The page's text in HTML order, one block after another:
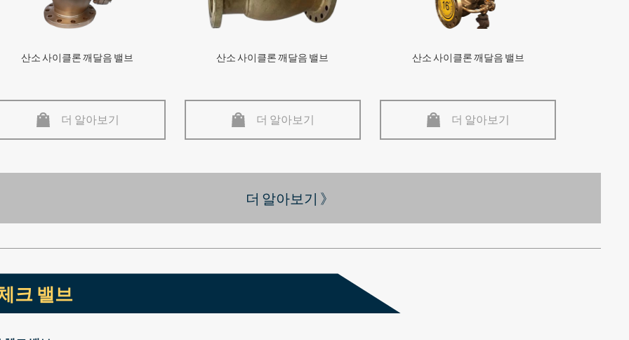
산소 사이클론 깨달음 밸브
더 알아보기
산소 사이클론 깨달음 밸브
더 알아보기
산소 사이클론 깨달음 밸브
더 알아보기
더 알아보기 》
크 밸브